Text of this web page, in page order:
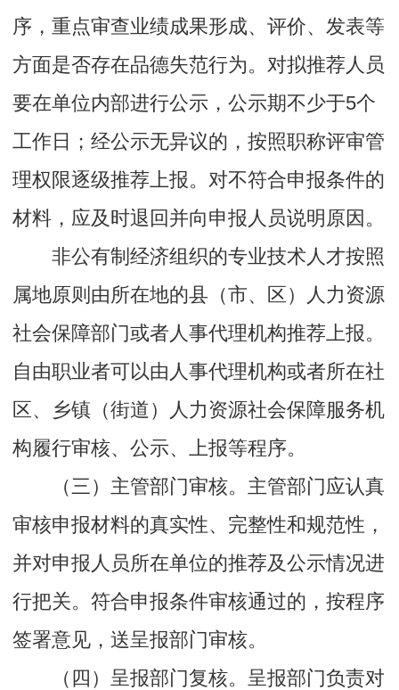
序，重点审查业绩成果形成、评价、发表等
方面是否存在品德失范行为。对拟推荐人员
要在单位内部进行公示，公示期不少于5个
工作日；经公示无异议的，按照职称评审管
理权限逐级推荐上报。对不符合申报条件的
材料，应及时退回并向申报人员说明原因。
非公有制经济组织的专业技术人才按照
属地原则由所在地的县（市、区）人力资源
社会保障部门或者人事代理机构推荐上报。
自由职业者可以由人事代理机构或者所在社
区、乡镇（街道）人力资源社会保障服务机
构履行审核、公示、上报等程序。
（三）主管部门审核。主管部门应认真
审核申报材料的真实性、完整性和规范性，
并对申报人员所在单位的推荐及公示情况进
行把关。符合申报条件审核通过的，按程序
签署意见，送呈报部门审核。
（四）呈报部门复核。呈报部门负责对